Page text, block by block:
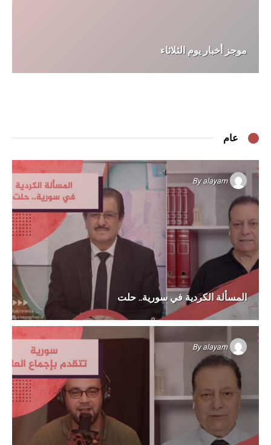
موجز أخبار يوم الثلاثاء
عام
Byalayam
المسألة الكردية في سورية.. حلت
Byalayam